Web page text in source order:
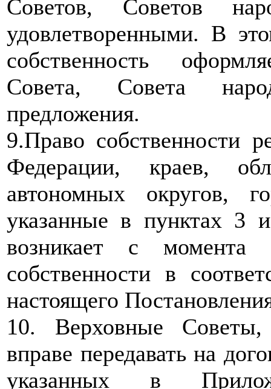
Советов, Советов
удовлетворенными. В
собственность
Совета, Совета
предложения.
9.Право собственности
Федерации, краев,
автономных округов,
указанные в пунктах 3
возникает с
собственности в
настоящего
10. Верховные
вправе передавать на
указанных в